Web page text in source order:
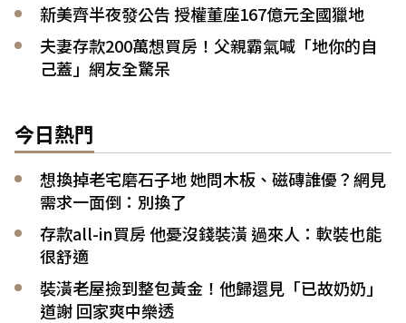
新美齊半夜發公告 授權董座167億元全國獵地
夫妻存款200萬想買房！父親霸氣喊「地你的自
己蓋」網友全驚呆
今日熱門
想換掉老宅磨石子地 她問木板、磁磚誰優？網見
需求一面倒：別換了
存款all-in買房 他憂沒錢裝潢 過來人：軟裝也能
很舒適
裝潢老屋撿到整包黃金！他歸還見「已故奶奶」
道謝 回家爽中樂透